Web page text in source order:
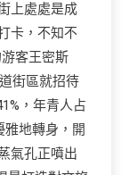
上處處是成
卡，不知不
客王密斯
街區就招待
，年青人占
雅地轉身，開
氣孔正噴出